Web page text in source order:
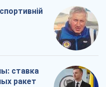
ставка
ракет